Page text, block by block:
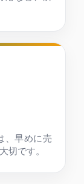
、早めに売
切です。